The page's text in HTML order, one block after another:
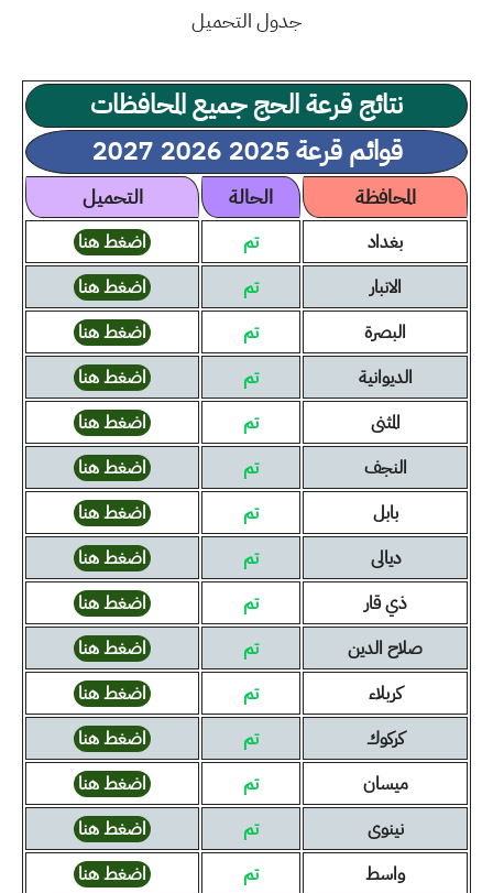
جدول التحميل
نتائج قرعة الحج جميع المحافظات
قوائم قرعة 2025 2026 2027
المحافظة الحالة التحميل
بغداد تم
اضغط هنا
الانبار
تم
اضغط هنا
البصرة
تم
اضغط هنا
الديوانية
تم
اضغط هنا
المثنى
تم
اضغط هنا
النجف
تم
اضغط هنا
بابل
تم
اضغط هنا
ديالى
تم
اضغط هنا
ذي قار
تم
اضغط هنا
صلاح الدين
تم
اضغط هنا
كربلاء
تم
اضغط هنا
كركوك
تم
اضغط هنا
ميسان
تم
اضغط هنا
نينوى
تم
اضغط هنا
واسط
تم اضغط هنا